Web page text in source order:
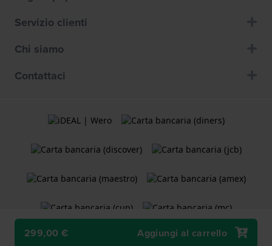
299,00 € Aggiungi al carrello
Servizio clienti
Chi siamo
Contattaci